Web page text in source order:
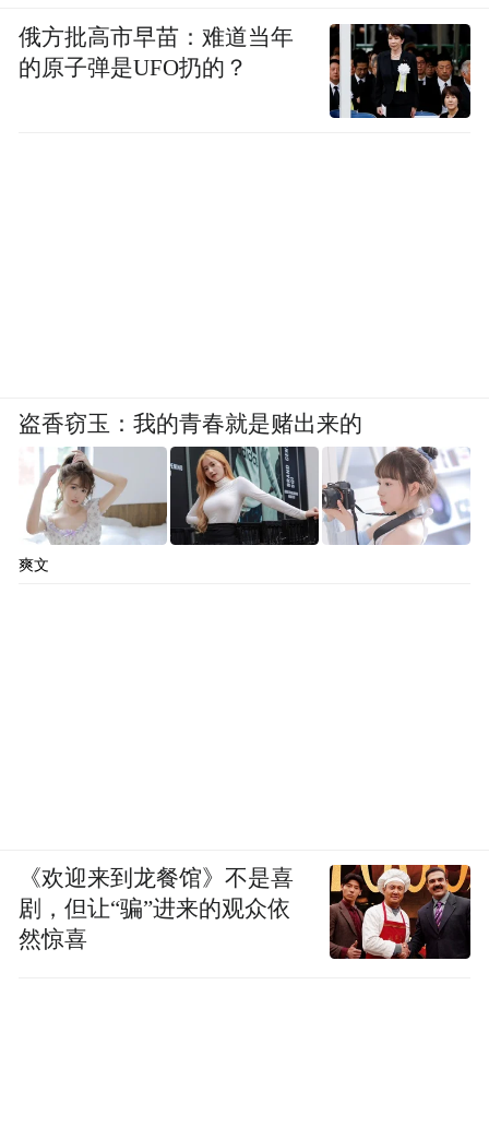
俄方批高市早苗：难道当年
的原子弹是UFO扔的？
盗香窃玉：我的青春就是赌出来的
爽文
《欢迎来到龙餐馆》不是喜
剧，但让“骗”进来的观众依
然惊喜